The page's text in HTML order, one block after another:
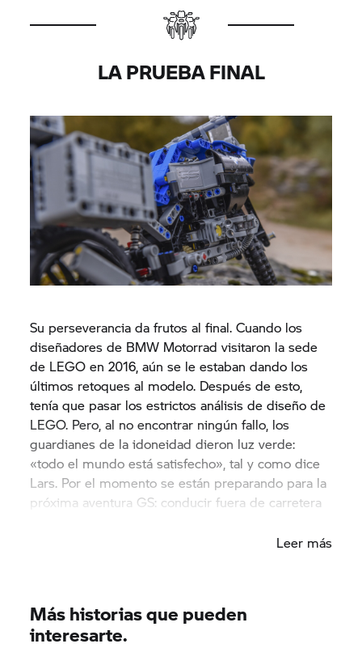
LA PRUEBA FINAL
Su perseverancia da frutos al final. Cuando los
diseñadores de BMW Motorrad visitaron la sede
de LEGO en 2016, aún se le estaban dando los
últimos retoques al modelo. Después de esto,
tenía que pasar los estrictos análisis de diseño de
LEGO. Pero, al no encontrar ningún fallo, los
guardianes de la idoneidad dieron luz verde:
«todo el mundo está satisfecho», tal y como dice
Lars. Por el momento se están preparando para la
próxima aventura GS: conducir fuera de carretera
Leer más
Más historias que pueden
interesarte.